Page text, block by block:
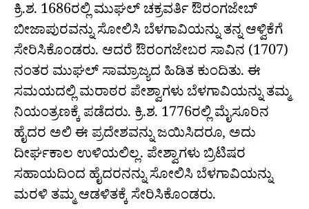
ಕ್ರಿ.ಶ. 1686ರಲ್ಲಿ ಮುಘಲ್ ಚಕ್ರವರ್ತಿ ಔರಂಗಜೇಬ್
ಬೀಜಾಪುರವನ್ನು ಸೋಲಿಸಿ ಬೆಳಗಾವಿಯನ್ನು ತನ್ನ ಆಳ್ವಿಕೆಗೆ
ಸೇರಿಸಿಕೊಂಡರು. ಆದರೆ ಔರಂಗಜೇಬರ ಸಾವಿನ (1707)
ನಂತರ ಮುಘಲ್ ಸಾಮ್ರಾಜ್ಯದ ಹಿಡಿತ ಕುಂದಿತು. ಈ
ಸಮಯದಲ್ಲಿ ಮರಾಠರ ಪೇಶ್ವಾಗಳು ಬೆಳಗಾವಿಯನ್ನು ತಮ್ಮ
ನಿಯಂತ್ರಣಕ್ಕೆ ಪಡೆದರು. ಕ್ರಿ.ಶ. 1776ರಲ್ಲಿ ಮೈಸೂರಿನ
ಹೈದರ ಅಲಿ ಈ ಪ್ರದೇಶವನ್ನು ಜಯಿಸಿದರೂ, ಅದು
ದೀರ್ಘಕಾಲ ಉಳಿಯಲಿಲ್ಲ. ಪೇಶ್ವಾಗಳು ಬ್ರಿಟಿಷರ
ಸಹಾಯದಿಂದ ಹೈದರನನ್ನು ಸೋಲಿಸಿ ಬೆಳಗಾವಿಯನ್ನು
ಮರಳಿ ತಮ್ಮ ಆಡಳಿತಕ್ಕೆ ಸೇರಿಸಿಕೊಂಡರು.